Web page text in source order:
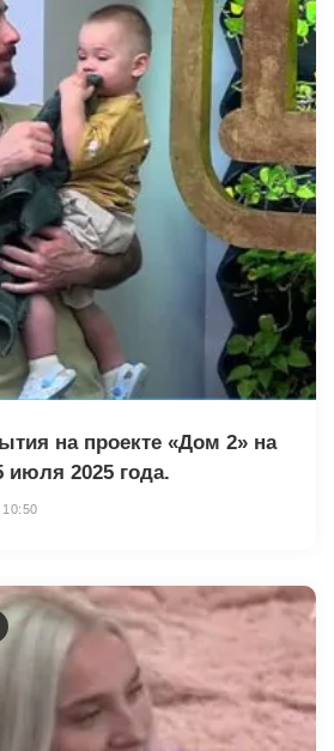
на проекте «Дом 2» на
июля 2025 года.